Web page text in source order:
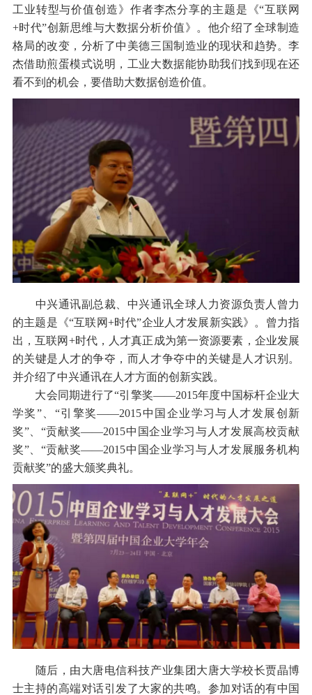
工业转型与价值创造》作者李杰分享的主题是《“互联网
+时代”创新思维与大数据分析价值》。他介绍了全球制造
格局的改变，分析了中美德三国制造业的现状和趋势。李
杰借助煎蛋模式说明，工业大数据能协助我们找到现在还
看不到的机会，要借助大数据创造价值。
中兴通讯副总裁、中兴通讯全球人力资源负责人曾力
的主题是《“互联网+时代”企业人才发展新实践》。曾力指
出，互联网+时代，人才真正成为第一资源要素，企业发展
的关键是人才的争夺，而人才争夺中的关键是人才识别。
并介绍了中兴通讯在人才方面的创新实践。
大会同期进行了“引擎奖——2015年度中国标杆企业大
学奖”、“引擎奖——2015中国企业学习与人才发展创新
奖”、“贡献奖——2015中国企业学习与人才发展高校贡献
奖”、“贡献奖——2015中国企业学习与人才发展服务机构
贡献奖”的盛大颁奖典礼。
随后，由大唐电信科技产业集团大唐大学校长贾晶博
士主持的高端对话引发了大家的共鸣。参加对话的有中国